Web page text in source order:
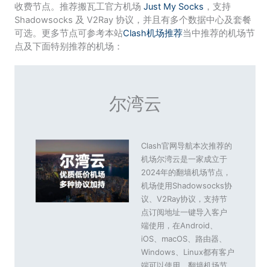
收费节点。推荐搬瓦工官方机场 Just My Socks ，支持
Shadowsocks 及 V2Ray 协议，并且有多个数据中心及套餐
可选。更多节点可参考本站Clash机场推荐当中推荐的机场节
点及下面特别推荐的机场：
尔湾云
Clash官网导航本次推荐的
机场尔湾云是一家成立于
2024年的翻墙机场节点，
机场使用Shadowsocks协
议、V2Ray协议，支持节
点订阅地址一键导入客户
端使用，在Android、
iOS、macOS、路由器、
Windows、Linux都有客户